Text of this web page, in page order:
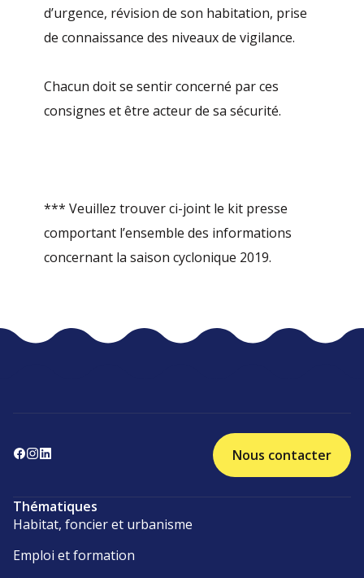
d’urgence, révision de son habitation, prise
de connaissance des niveaux de vigilance.
Chacun doit se sentir concerné par ces
consignes et être acteur de sa sécurité.
*** Veuillez trouver ci-joint le kit presse
comportant l’ensemble des informations
concernant la saison cyclonique 2019.
Nous contacter
Thématiques
Habitat, foncier et urbanisme
Emploi et formation